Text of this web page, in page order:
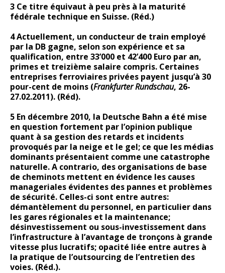
3 Ce titre équivaut à peu près à la maturité
fédérale technique en Suisse. (Réd.)
4 Actuellement, un conducteur de train employé
par la DB gagne, selon son expérience et sa
qualification, entre 33’000 et 42’400 Euro par an,
primes et treizième salaire compris. Certaines
entreprises ferroviaires privées payent jusqu’à 30
pour-cent de moins (Frankfurter Rundschau, 26-
27.02.2011). (Réd).
5 En décembre 2010, la Deutsche Bahn a été mise
en question fortement par l’opinion publique
quant à sa gestion des retards et incidents
provoqués par la neige et le gel; ce que les médias
dominants présentaient comme une catastrophe
naturelle. A contrario, des organisations de base
de cheminots mettent en évidence les causes
manageriales évidentes des pannes et problèmes
de sécurité. Celles-ci sont entre autres:
démantèlement du personnel, en particulier dans
les gares régionales et la maintenance;
désinvestissement ou sous-investissement dans
l’infrastructure à l’avantage de tronçons à grande
vitesse plus lucratifs; opacité liée entre autres à
la pratique de l’outsourcing de l’entretien des
voies. (Réd.).